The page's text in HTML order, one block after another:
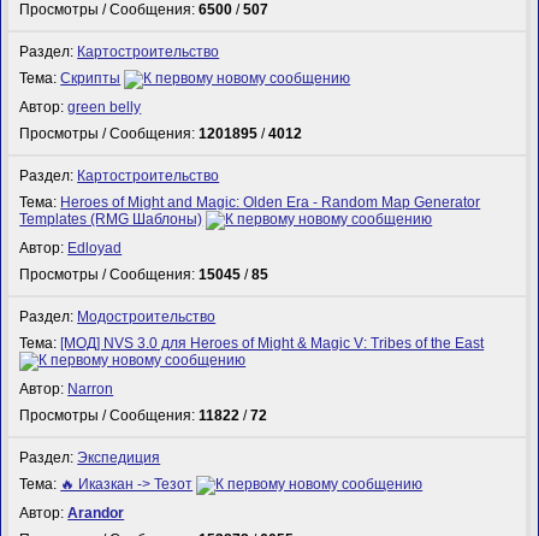
Просмотры / Сообщения:6500 /507
Раздел: Картостроительство
Тема:Скрипты
Автор:green belly
Просмотры / Сообщения:1201895 /4012
Раздел: Картостроительство
Тема: Heroes of Might and Magic: Olden Era - Random Map Generator
Templates (RMG Шаблоны)
Автор: Edloyad
Просмотры / Сообщения:15045 /85
Раздел: Модостроительство
Тема: [МОД] NVS 3.0 для Heroes of Might & Magic V: Tribes of the East
Автор: Narron
Просмотры / Сообщения:11822 /72
Раздел:Экспедиция
Тема: 🔥 Иказкан -> Тезот
Автор:Arandor